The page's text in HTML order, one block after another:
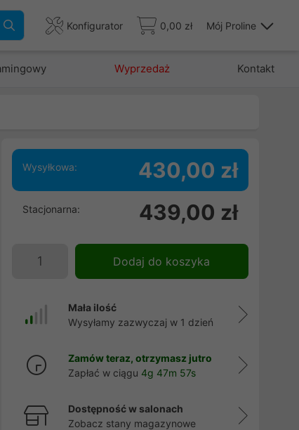
Konfigurator 0,00 zł Mój Proline
Wyprzedaż Kontakt
Wysyłkowa: 430,00 zł
Stacjonarna: 439,00 zł
Dodaj do koszyka
Mała ilość
Wysyłamy zazwyczaj w 1 dzień
Zamów teraz, otrzymasz jutro
Zapłać w ciągu 4g 47m 56s
Dostępność w salonach
Zobacz stany magazynowe